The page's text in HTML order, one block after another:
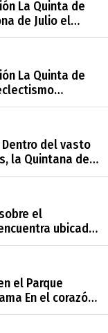
La Quinta de
de Julio el
encarna la
reportaje, nos
explorando
La Quinta de
por el arquitecto
Carretera RD-3,
testimonio
y eldel vasto
la Quintana de
Patrimonio
compuesto
el
ubicada
en el
lugar forma
puntos de gran
y los
el Parque
En el corazón
como un
el Quiosco de